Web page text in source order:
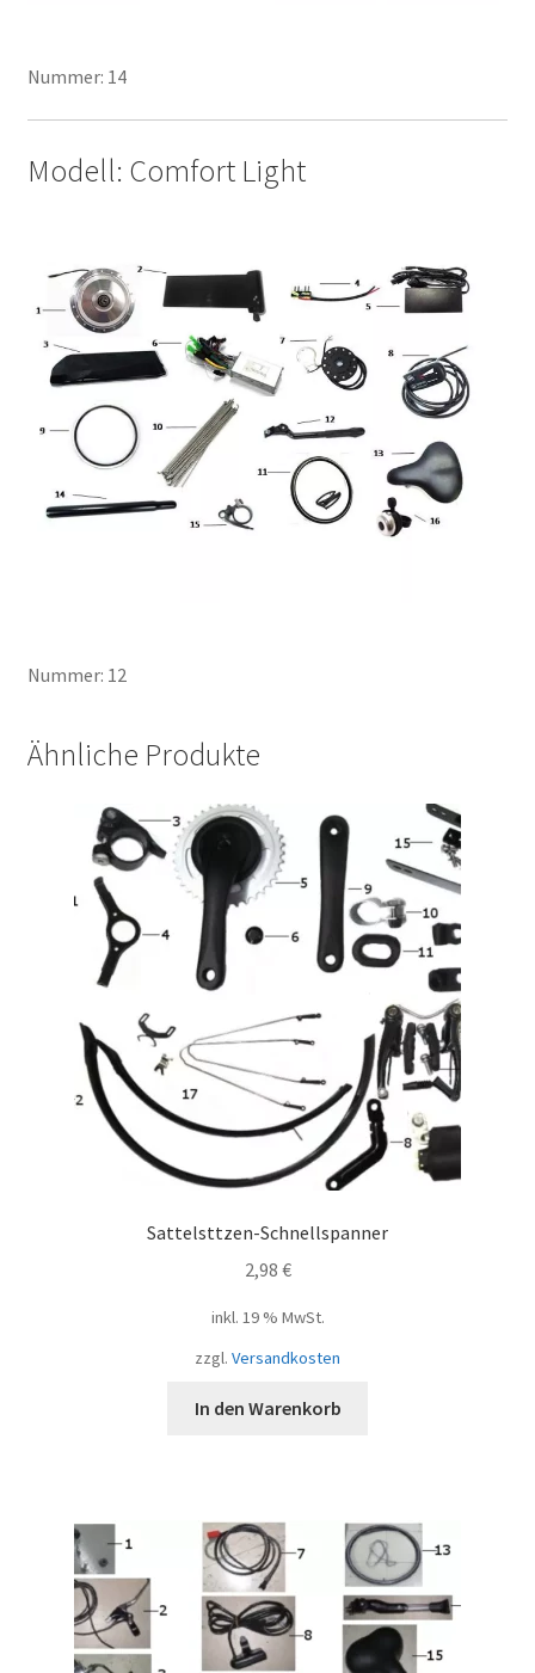
Nummer: 14
Modell: Comfort Light
Nummer: 12
Ähnliche Produkte
Sattelsttzen-Schnellspanner
2,98 €
inkl. 19 % MwSt.
zzgl. Versandkosten
In den Warenkorb